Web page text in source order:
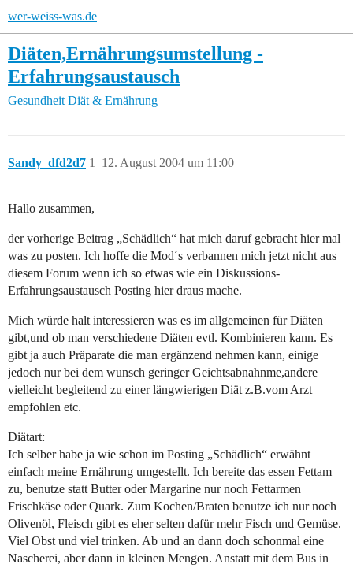
wer-weiss-was.de
Diäten,Ernährungsumstellung -
Erfahrungsaustausch
Gesundheit Diät & Ernährung
Sandy_dfd2d7 12. August 2004 um 11:00
1
Hallo zusammen,
der vorherige Beitrag „Schädlich“ hat mich daruf gebracht hier mal
was zu posten. Ich hoffe die Mod´s verbannen mich jetzt nicht aus
diesem Forum wenn ich so etwas wie ein Diskussions-
Erfahrungsaustausch Posting hier draus mache.
Mich würde halt interessieren was es im allgemeinen für Diäten
gibt,und ob man verschiedene Diäten evtl. Kombinieren kann. Es
gibt ja auch Präparate die man ergänzend nehmen kann, einige
jedoch nur bei dem wunsch geringer Geichtsabnahnme,andere
vielleicht begleitend zu einer längwierigen Diät z.B.vom Arzt
empfohlen etc.
Diätart:
Ich selber habe ja wie schon im Posting „Schädlich“ erwähnt
einfach meine Ernährung umgestellt. Ich bereite das essen Fettam
zu, benutze statt Butter oder Margarine nur noch Fettarmen
Frischkäse oder Quark. Zum Kochen/Braten benutze ich nur noch
Olivenöl, Fleisch gibt es eher selten dafür mehr Fisch und Gemüse.
Viel Obst und viel trinken. Ab und an dann doch schonmal eine
Nascherei, aber dann in kleinen Mengen. Anstatt mit dem Bus in